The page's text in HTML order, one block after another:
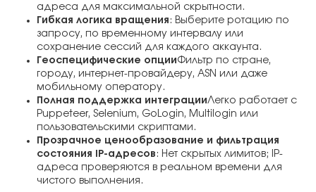
адреса для максимальной скрытности.
Гибкая логика вращения : Выберите ротацию по
запросу, по временному интервалу или
сохранение сессий для каждого аккаунта.
Геоспецифические опцииФильтр по стране,
городу, интернет-провайдеру, ASN или даже
мобильному оператору.
Полная поддержка интеграцииЛегко работает с
Puppeteer, Selenium, GoLogin, Multilogin или
пользовательскими скриптами.
Прозрачное ценообразование и фильтрация
состояния IP-адресов : Нет скрытых лимитов; IP-
адреса проверяются в реальном времени для
чистого выполнения.